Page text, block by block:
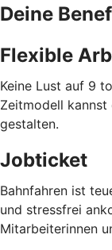
Deine
Flexible
Keine Lust auf 9
Zeitmodell
gestalten.
Jobticket
Bahnfahren ist
und stressfrei
Mitarbeiterinnen